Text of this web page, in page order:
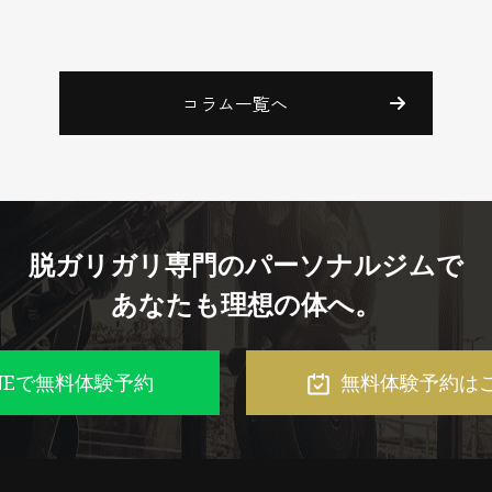
コラム一覧へ
脱ガリガリ専門のパーソナルジムで
あなたも理想の体へ。
で無料体験予約 無料体験予約は